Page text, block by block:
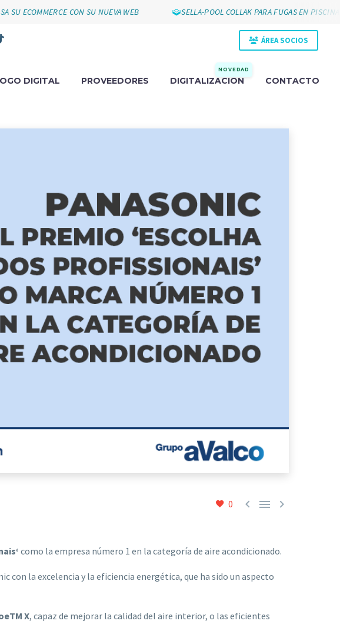
ECOMMERCE CON SU NUEVA WEB SELLA-POOL COLLAK PARA FUGAS EN PISCINAS
ÁREA SOCIOS
DIGITAL PROVEEDORES DIGITALIZACIÓN
NOVEDAD
CONTACTO
0   
como la empresa número 1 en la categoría de aire acondicionado.
con la excelencia y la eficiencia energética, que ha sido un aspecto
X, capaz de mejorar la calidad del aire interior, o las eficientes